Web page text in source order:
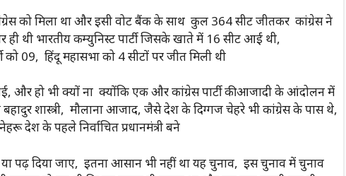
को मिला था और इसी वोट बैंक के साथ कुल 364 सीट जीतकर कांग्रेस ने
ही थी भारतीय कम्युनिस्ट पार्टी जिसके खाते में 16 सीट आई थी,
को 09, हिंदू महासभा को 4 सीटों पर जीत मिली थी
और हो भी क्यों ना क्योंकि एक और कांग्रेस पार्टी की आजादी के आंदोलन में
शास्त्री, मौलाना आजाद, जैसे देश के दिग्गज चेहरे भी कांग्रेस के पास थे,
देश के पहले निर्वाचित प्रधानमंत्री बने
पढ़ दिया जाए, इतना आसान भी नहीं था यह चुनाव, इस चुनाव में चुनाव